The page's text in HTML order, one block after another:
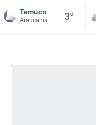
Temuco
Araucanía 3°